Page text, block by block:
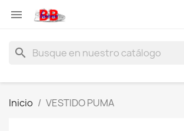

search
Inicio VESTIDO PUMA